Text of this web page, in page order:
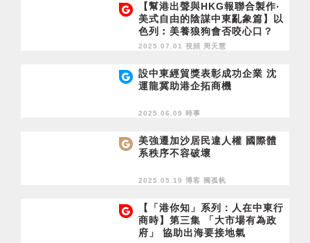
【幫港出聲與HKG報聯合製作‧
美式自由的陰謀中東亂象篇】以
色列︰美養狼狗會否咬心口？
2025.07.01 視頻 周天慧
設中東經貿獎表彰成功企業 沈
運龍冀助港企拓商機
2025.06.09 時事
美強遷加沙居民違人權 國際體
系秩序不容破壞
2025.05.19 博客 獨孤帆
【「港你知」系列：人在中東行
商時】第三集 「大市場有為政
府」 協助出海要接地氣